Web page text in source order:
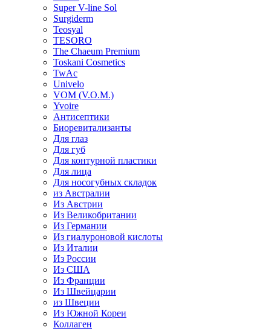
Super V-line Sol
Surgiderm
Teosyal
TESORO
The Chaeum Premium
Toskani Cosmetics
TwAc
Univelo
VOM (V.O.M.)
Yvoire
Антисептики
Биоревитализанты
Для глаз
Для губ
Для контурной пластики
Для лица
Для носогубных складок
из Австралии
Из Австрии
Из Великобритании
Из Германии
Из гиалуроновой кислоты
Из Италии
Из России
Из США
Из Франции
Из Швейцарии
из Швеции
Из Южной Кореи
Коллаген